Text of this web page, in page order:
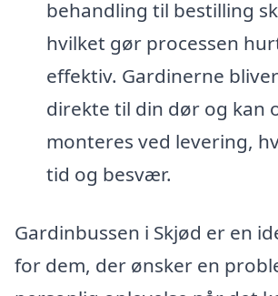
behandling til bestilling
hvilket gør processen
effektiv. Gardinerne
direkte til din dør og kan
monteres ved levering,
tid og besvær.
Gardinbussen i Skjød er en
for dem, der ønsker en